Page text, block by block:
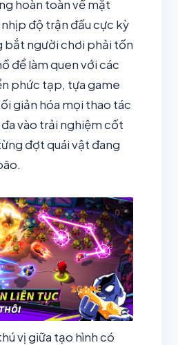
hoàn toàn về mặt
độ trận đấu cực kỳ
bắt người chơi phải tốn
để làm quen với các
phức tạp, tựa game
giản hóa mọi thao tác
vào trải nghiệm cốt
đợt quái vật đang
vị giữa tạo hình có